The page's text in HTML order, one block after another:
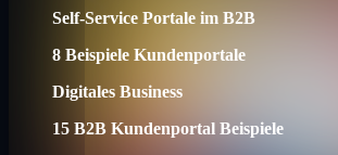
Self-Service Portale im B2B
8 Beispiele Kundenportale
Digitales Business
15 B2B Kundenportal Beispiele